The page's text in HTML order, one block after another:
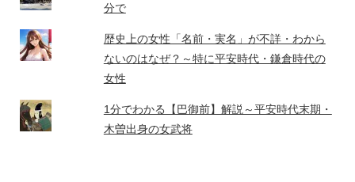
分で
歴史上の女性「名前・実名」が不詳・わから
ないのはなぜ？～特に平安時代・鎌倉時代の
女性
1分でわかる【巴御前】解説～平安時代末期・
木曽出身の女武将